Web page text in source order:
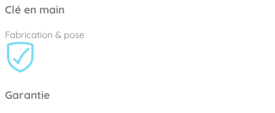
Clé en main
Fabrication & pose
Garantie